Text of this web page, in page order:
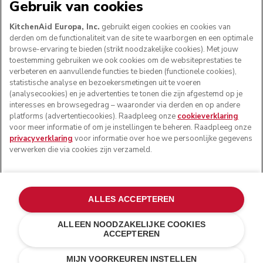
VOLG ONS
© KitchenAid 2026 - Alle rechten voorbehouden.
KitchenAid en het design van de mixer zijn handelsmerken
in de Verenigde Staten en andere landen.
Mijn cookies beheren Privacyverklaring
Gebruik van cookies
KitchenAid Europa, Inc. gebruikt eigen cookies en cookies van
derden om de functionaliteit van de site te waarborgen en een optimale
browse-ervaring te bieden (strikt noodzakelijke cookies). Met jouw
toestemming gebruiken we ook cookies om de websiteprestaties te
verbeteren en aanvullende functies te bieden (functionele cookies),
statistische analyse en bezoekersmetingen uit te voeren
(analysecookies) en je advertenties te tonen die zijn afgestemd op je
interesses en browsegedrag – waaronder via derden en op andere
platforms (advertentiecookies). Raadpleeg onze cookieverklaring
voor meer informatie of om je instellingen te beheren. Raadpleeg onze
privacyverklaring voor informatie over hoe we persoonlijke gegevens
verwerken die via cookies zijn verzameld.
MIJN VOORKEUREN INSTELLEN
ALLEEN NOODZAKELIJKE COOKIES
ACCEPTEREN
ALLES ACCEPTEREN